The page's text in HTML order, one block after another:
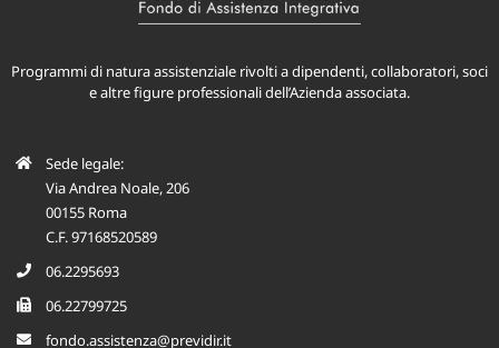
Programmi di natura assistenziale rivolti a dipendenti, collaboratori, soci
Sede legale:
Via Andrea Noale, 206
00155 Roma
C.F. 97168520589
06.2295693
06.22799725